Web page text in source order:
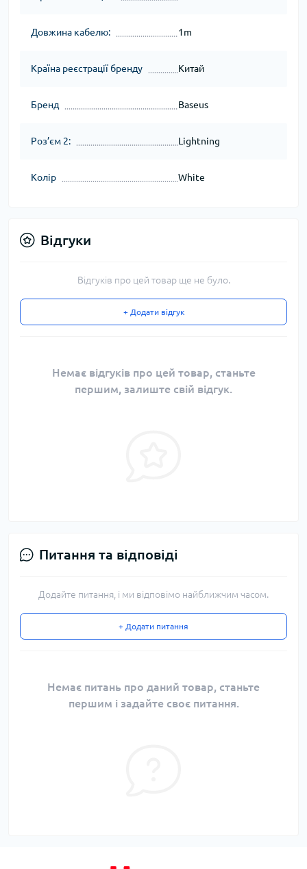
Довжина кабелю: 1m
Країна реєстрації бренду Китай
Бренд Baseus
Роз’єм 2: Lightning
Колір White
Відгуки
Відгуків про цей товар ще не було.
+ Додати відгук
Немає відгуків про цей товар, станьте
першим, залиште свій відгук.
Питання та відповіді
Додайте питання, і ми відповімо найближчим часом.
+ Додати питання
Немає питань про даний товар, станьте
першим і задайте своє питання.